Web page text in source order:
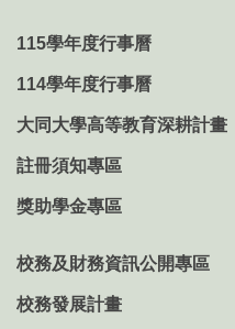
115學年度行事曆
114學年度行事曆
大同大學高等教育深耕計畫
註冊須知專區
獎助學金專區
校務及財務資訊公開專區
校務發展計畫